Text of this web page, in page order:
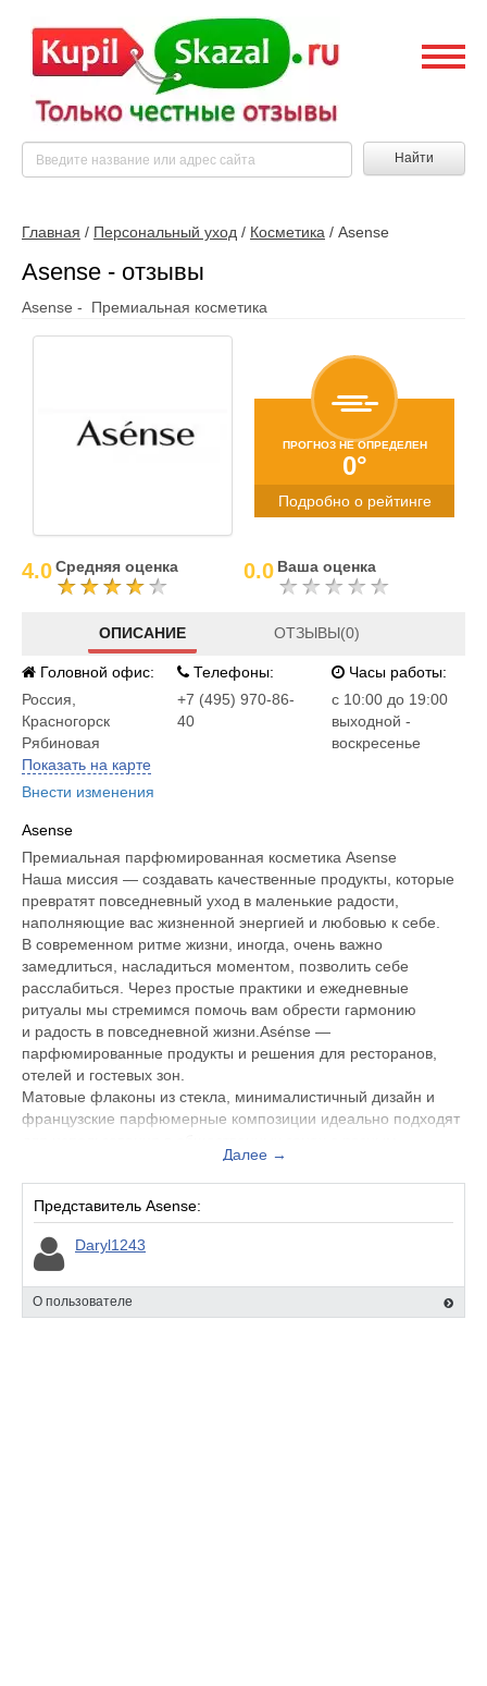
Найти
Главная / Персональный уход / Косметика / Asense
Asense - отзывы
Asense - Премиальная косметика
ПРОГНОЗ НЕ ОПРЕДЕЛЕН
0°
Подробно о рейтинге
4.0Средняя оценка 0.0 Ваша оценка
ОПИСАНИЕ ОТЗЫВЫ(0)
Головной офис:
Россия
Красногорск
Рябиновая
Показать на карте
Внести изменения
Телефоны:
+7 (495) 970-86-
40
Часы работы:
c 10:00 до 19:00
выходной -
воскресенье
Asense
Премиальная парфюмированная косметика Asense
Наша миссия — создавать качественные продукты, которые
превратят повседневный уход в маленькие радости,
наполняющие вас жизненной энергией и любовью к себе.
В современном ритме жизни, иногда, очень важно
замедлиться, насладиться моментом, позволить себе
расслабиться. Через простые практики и ежедневные
ритуалы мы стремимся помочь вам обрести гармонию
и радость в повседневной жизни.Asénse —
парфюмированные продукты и решения для ресторанов,
отелей и гостевых зон.
Матовые флаконы из стекла, минималистичный дизайн и
французские парфюмерные композиции идеально подходят
Расширяет премиальный, бизнес плюс сегмент уходовой
косметики в магазинах и выгодно подчеркивает статус
заведений
Премиальная косметика Asense, изготовленная из
натуральных ингредиентов с добавлением парфюмерных
ароматов из Франции.
Уникальный внешний вид, выполненный из матового стекла,
Далее →
Представитель Asense:
Daryl1243
О пользователе